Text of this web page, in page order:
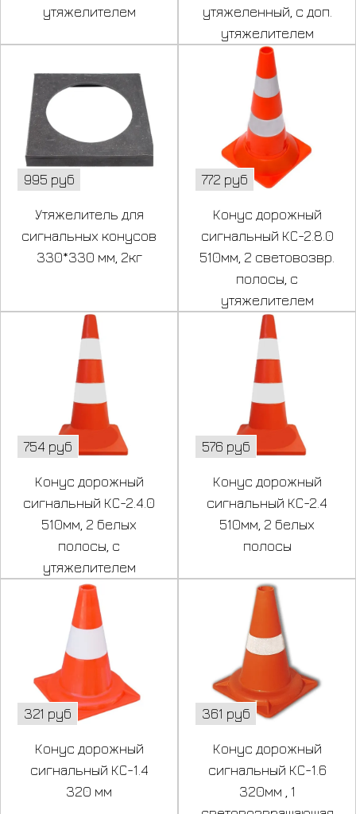
утяжелителем
утяжеленный, с доп.
утяжелителем
995 руб
Утяжелитель для
сигнальных конусов
330*330 мм, 2кг
772 руб
Конус дорожный
сигнальный КС-2.8.0
510мм, 2 световозвр.
полосы, с
утяжелителем
754 руб
Конус дорожный
сигнальный КС-2.4.0
510мм, 2 белых
полосы, с
утяжелителем
576 руб
Конус дорожный
сигнальный КС-2.4
510мм, 2 белых
полосы
321 руб
Конус дорожный
сигнальный КС-1.4
320 мм
361 руб
Конус дорожный
сигнальный КС-1.6
320мм , 1